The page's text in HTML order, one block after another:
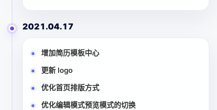
2021.04.17
增加简历模板中心
更新 logo
优化首页排版方式
优化编辑模式预览模式的切换